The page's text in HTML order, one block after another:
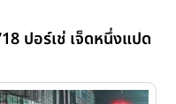
วPorsche 718 Cayman
ลิตร 6 สูบวางกลาง พละ
ปอร์เช่ เจ็ดหนึ่งแปด